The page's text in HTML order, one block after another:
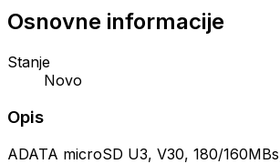
Osnovne informacije
Stanje
Novo
Opis
ADATA microSD U3, V30, 180/